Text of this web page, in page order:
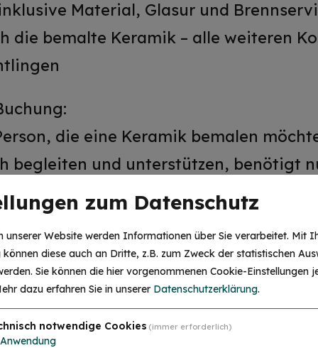
Material, Glasur und
die bemalte Keramik – alle weiteren
die eine Keramik bemalen
begleiten und unterstützen, benötigt
Keramik gestalten, buchen Sie bitte
die fertigen Werke in der Regel nach
frühzeitige Anmeldung empfohlen!
zum Datenschutz
unserer Website werden Informationen über Sie verarbeitet. Mit
können diese auch an Dritte, z.B. zum Zweck der statistischen
Sie können die hier vorgenommenen Cookie-Einstellungen
dazu erfahren Sie in unserer Datenschutzerklärung.
notwendige Cookies (immer erforderlich)
Anwendung